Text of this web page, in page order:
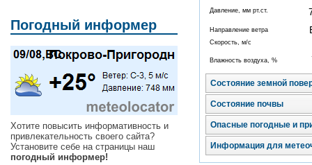
Погодный информер
Хотите повысить информативность и
привлекательность своего сайта?
Установите себе на страницы наш
погодный информер!
Давление, мм рт.ст.
Направление ветра
Скорость, м/с
Влажность воздуха, %
Состояние земной
Состояние почвы
Опасные погодные и
Информация для